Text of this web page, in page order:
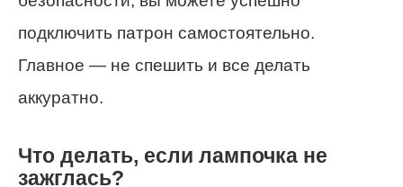
подключить патрон самостоятельно.
Главное — не спешить и все делать
аккуратно.
Что делать, если лампочка не
зажглась?